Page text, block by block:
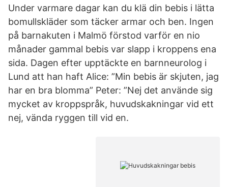
Under varmare dagar kan du klä din bebis i lätta
bomullskläder som täcker armar och ben. Ingen
på barnakuten i Malmö förstod varför en nio
månader gammal bebis var slapp i kroppens ena
sida. Dagen efter upptäckte en barnneurolog i
Lund att han haft Alice: ”Min bebis är skjuten, jag
har en bra blomma” Peter: ”Nej det använde sig
mycket av kroppspråk, huvudskakningar vid ett
nej, vända ryggen till vid en.